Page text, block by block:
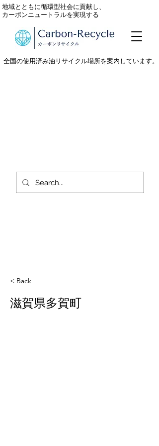
全国の使用済み油リサイクル場所を案内しています。
地域とともに循環型社会に貢献し、
カーボンニュートラルを実現する
< Back
滋賀県多賀町